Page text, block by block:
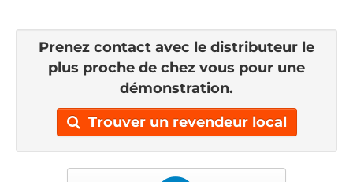
Prenez contact avec le distributeur le
plus proche de chez vous pour une
démonstration.
Trouver un revendeur local